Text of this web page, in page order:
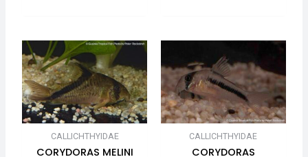
CALLICHTHYIDAE
CORYDORAS MELINI
CALLICHTHYIDAE
CORYDORAS